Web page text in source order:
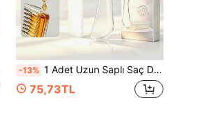
-13% 1 Adet Uzun Saplı Saç Derisi Uygulama Tarağı, Saç Derisi Masaj Aleti, Şeffaf Saç Yağı Dağıtıcı Tarak, Rulo Toplu Saç Kökü Sıvı Uygulayıcı, Esans, Besleyici Sıvı, Uçucu Yağ Uygulama Tarağı - Sıvıyı veya Yağı Saç Köklerine Hassas Şekilde İletir
75,73TL